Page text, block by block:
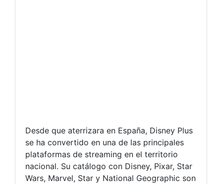
Desde que aterrizara en España, Disney Plus
se ha convertido en una de las principales
plataformas de streaming en el territorio
nacional. Su catálogo con Disney, Pixar, Star
Wars, Marvel, Star y National Geographic son